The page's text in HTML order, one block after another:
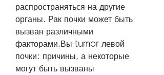
распространяться на другие
органы. Рак почки может быть
вызван различными
факторами,Вы tumor левой
почки: причины, а некоторые
могут быть вызваны